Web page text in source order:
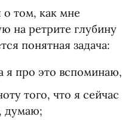
о том, как мне
на ретрите глубину
понятная задача:
я про это вспоминаю,
того, что я сейчас
думаю;